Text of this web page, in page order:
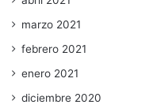
marzo 2021
febrero 2021
enero 2021
diciembre 2020